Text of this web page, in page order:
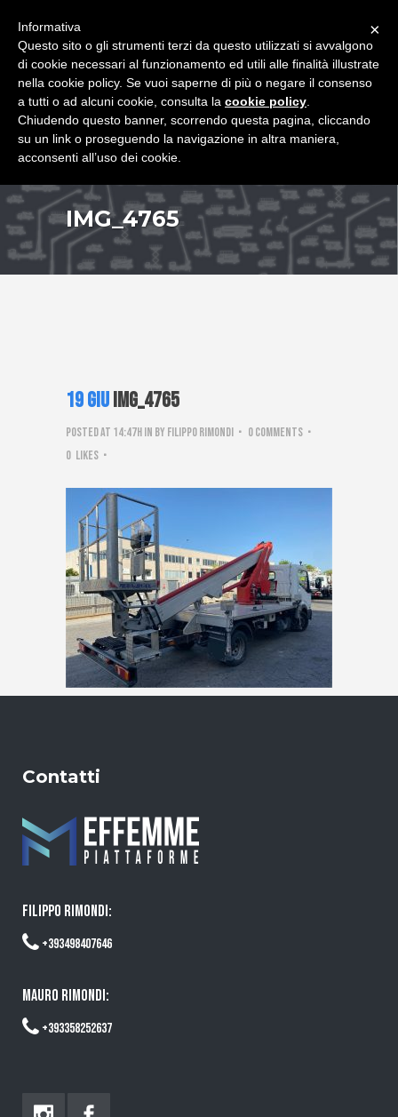
IMG_4765
19 GiuIMG_4765
Posted at 14:47hin by Filippo Rimondi
0 Comments
0 Likes
Contatti
FILIPPO RIMONDI:
+393498407646
MAURO RIMONDI:
+393358252637
×
Informativa
Questo sito o gli strumenti terzi da questo utilizzati si avvalgono
di cookie necessari al funzionamento ed utili alle finalità illustrate
nella cookie policy. Se vuoi saperne di più o negare il consenso
a tutti o ad alcuni cookie, consulta la cookie policy
Chiudendo questo banner, scorrendo questa pagina, cliccando
su un link o proseguendo la navigazione in altra maniera,
acconsenti all’uso dei cookie.